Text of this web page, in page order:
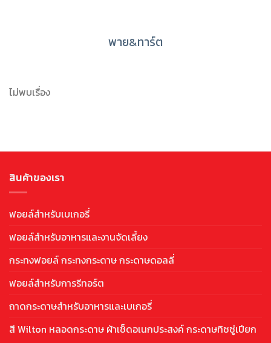
พาย&ทาร์ต
ไม่พบเรื่อง
สินค้าของเรา
ฟอยล์สำหรับเบเกอรี่
ฟอยล์สำหรับอาหารและงานจัดเลี้ยง
กระทงฟอยล์ กระทงกระดาษ กระดาษดอลลี่
ฟอยล์สำหรับการรีทอร์ต
ถาดกระดาษสำหรับอาหารและเบเกอรี่
สี Wilton หลอดกระดาษ ผ้าเช็ดอเนกประสงค์ กระดาษทิชชู่เปียก